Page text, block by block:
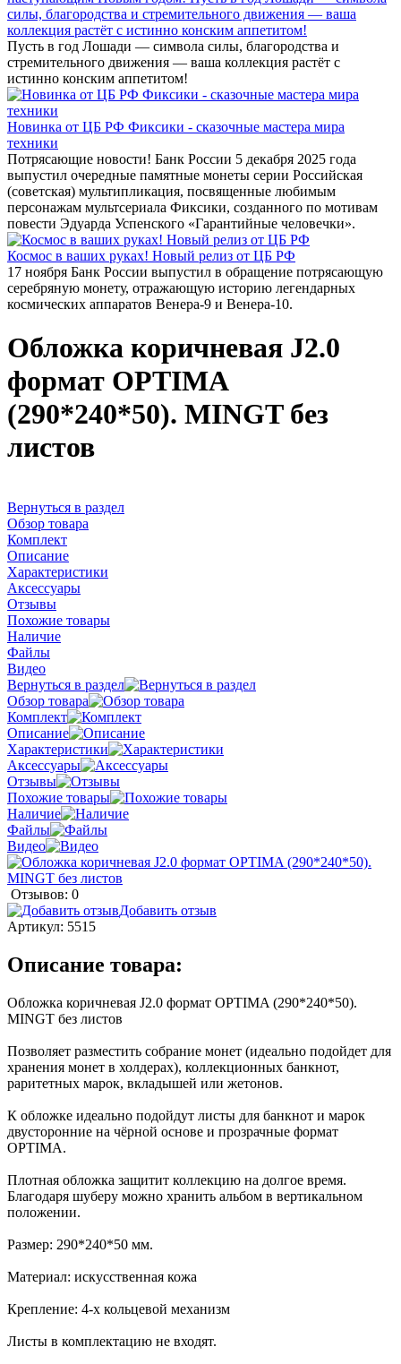
силы, благородства и стремительного движения — ваша
коллекция растёт с истинно конским аппетитом!
Пусть в год Лошади — символа силы, благородства и
стремительного движения — ваша коллекция растёт с
истинно конским аппетитом!
Новинка от ЦБ РФ Фиксики - сказочные мастера мира
техники
Потрясающие новости! Банк России 5 декабря 2025 года
выпустил очередные памятные монеты серии Российская
(советская) мультипликация, посвященные любимым
персонажам мультсериала Фиксики, созданного по мотивам
повести Эдуарда Успенского «Гарантийные человечки».
Космос в ваших руках! Новый релиз от ЦБ РФ
17 ноября Банк России выпустил в обращение потрясающую
серебряную монету, отражающую историю легендарных
космических аппаратов Венера-9 и Венера-10.
Обложка коричневая J2.0
формат OPTIMA
(290*240*50). MINGT без
листов
Вернуться в раздел
Обзор товара
Комплект
Описание
Характеристики
Аксессуары
Отзывы
Похожие товары
Наличие
Файлы
Видео
Вернуться в раздел
Обзор товара
Комплект
Описание
Характеристики
Аксессуары
Отзывы
Похожие товары
Наличие
Файлы
Видео
Отзывов: 0
Добавить отзыв
Артикул: 5515
Описание товара:
Обложка коричневая J2.0 формат OPTIMA (290*240*50).
MINGT без листов
Позволяет разместить собрание монет (идеально подойдет для
хранения монет в холдерах), коллекционных банкнот,
раритетных марок, вкладышей или жетонов.
К обложке идеально подойдут листы для банкнот и марок
двусторонние на чёрной основе и прозрачные формат
OPTIMA.
Плотная обложка защитит коллекцию на долгое время.
Благодаря шуберу можно хранить альбом в вертикальном
положении.
Размер: 290*240*50 мм.
Материал: искусственная кожа
Крепление: 4-х кольцевой механизм
Листы в комплектацию не входят.